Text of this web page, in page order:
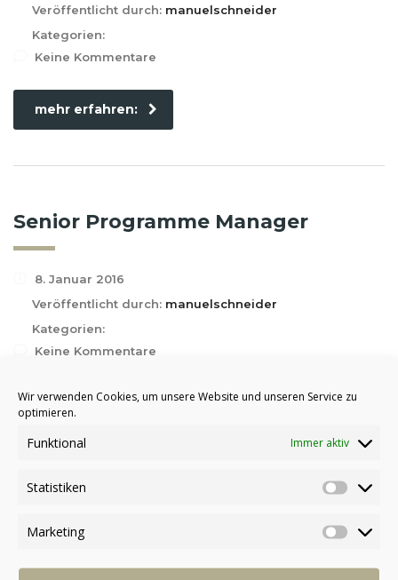
Wir verwenden Cookies, um unsere Website und unseren Service zu
optimieren.
Funktional Immer aktiv
Statistiken
Marketing
Veröffentlicht durch: manuelschneider
Kategorien:
Keine Kommentare
mehr erfahren:
Senior Programme Manager
8. Januar 2016
Veröffentlicht durch: manuelschneider
Kategorien:
Keine Kommentare
mehr erfahren:
Manager